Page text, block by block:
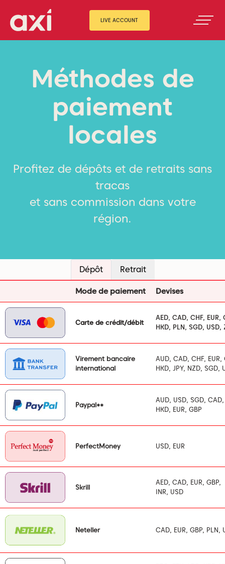
LIVE ACCOUNT
Méthodes de
paiement
locales
Profitez de dépôts et de retraits sans
tracas
et sans commission dans votre
région.
Dépôt Retrait
Mode de paiement Devises
Carte de crédit/débit
AED, CAD, CHF, EUR,
HKD, PLN, SGD, USD,
Virement bancaire
international
AUD, CAD, CHF, EUR,
HKD, JPY, NZD, SGD,
Paypal**
AUD, USD, SGD, CAD,
HKD, EUR, GBP
PerfectMoney USD, EUR
Skrill
AED, CAD, EUR, GBP,
INR, USD
Neteller CAD, EUR, GBP, PLN,